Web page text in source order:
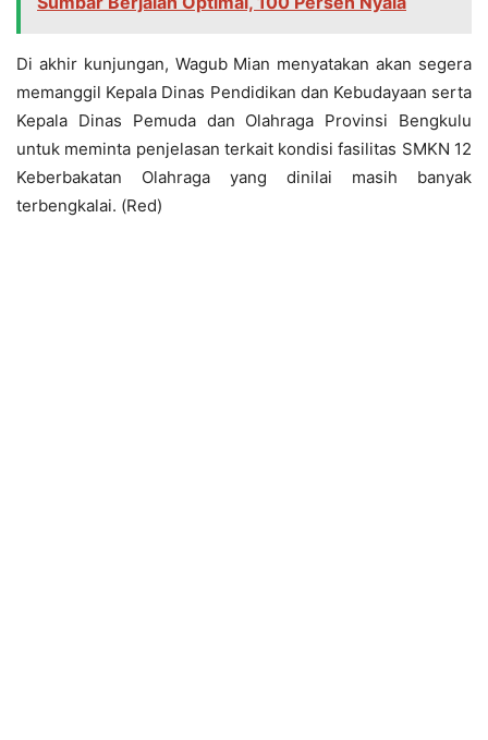
Di akhir kunjungan, Wagub Mian menyatakan akan segera
memanggil Kepala Dinas Pendidikan dan Kebudayaan serta
Kepala Dinas Pemuda dan Olahraga Provinsi Bengkulu
untuk meminta penjelasan terkait kondisi fasilitas SMKN 12
Keberbakatan Olahraga yang dinilai masih banyak
terbengkalai. (Red)